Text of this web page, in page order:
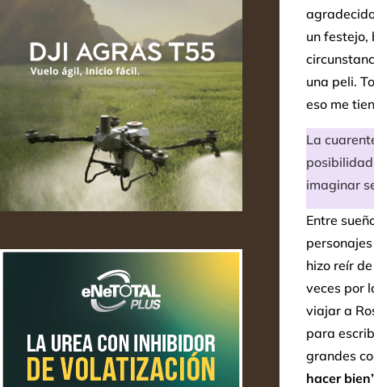
un festejo,
una peli.
eso me
La
imaginar
Entre
hizo reír
veces por
viajar a
para
grandes
hacer